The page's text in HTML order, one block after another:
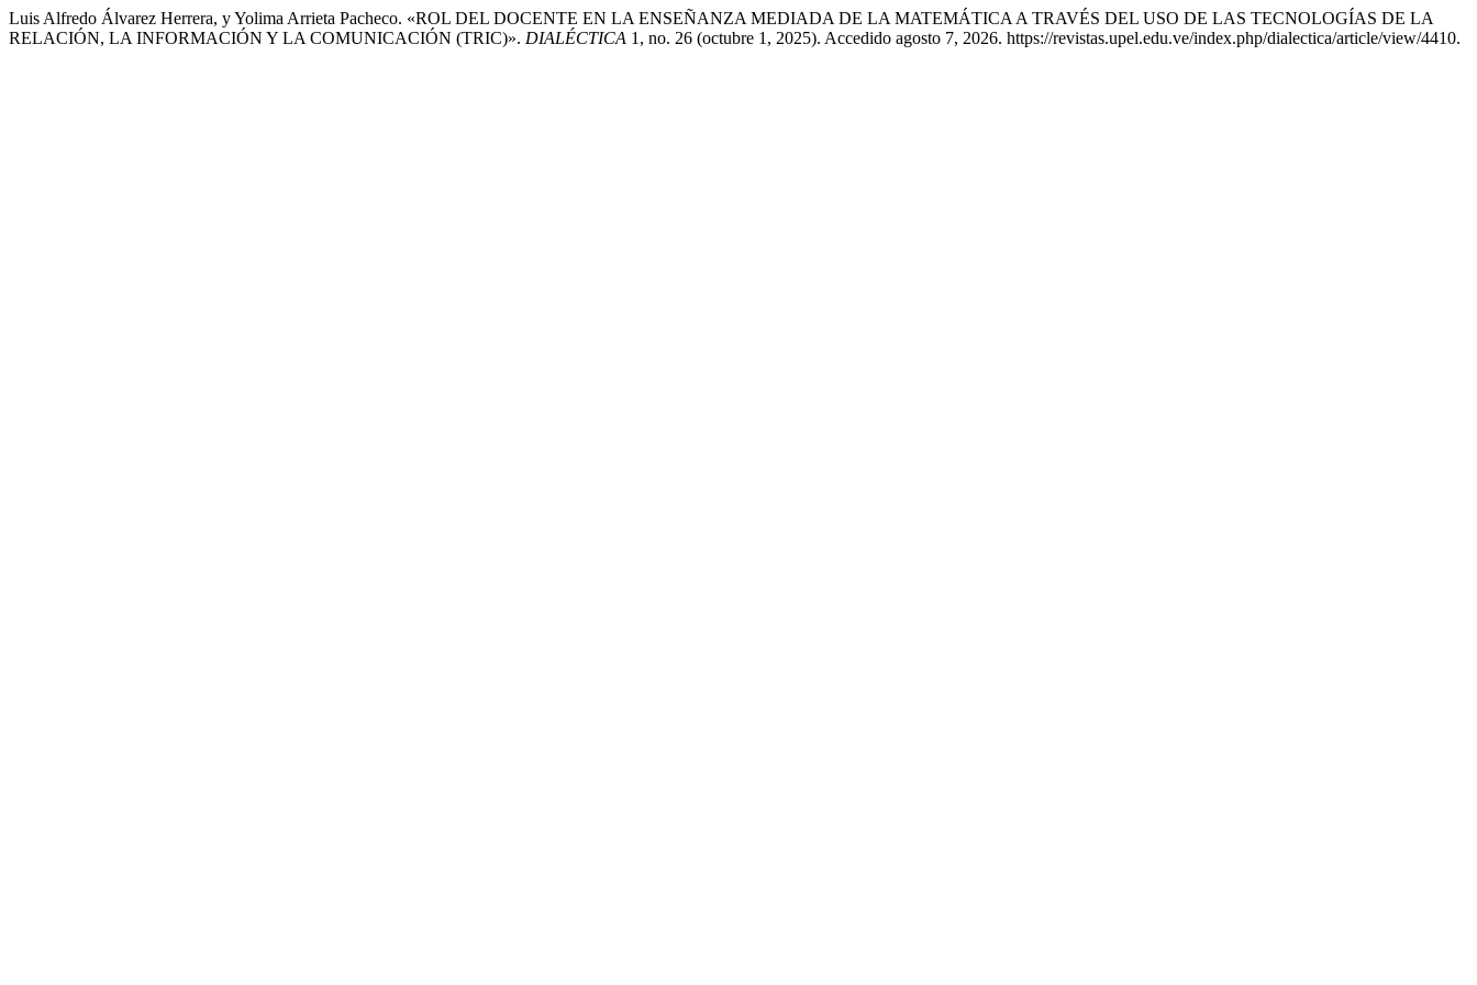
Luis Alfredo Álvarez Herrera, y Yolima Arrieta Pacheco. «ROL DEL DOCENTE EN LA ENSEÑANZA MEDIADA DE LA MATEMÁTICA A TRAVÉS DEL USO DE LAS TECNOLOGÍAS DE LA
RELACIÓN, LA INFORMACIÓN Y LA COMUNICACIÓN (TRIC)». DIALÉCTICA 1, no. 26 (octubre 1, 2025). Accedido agosto 7, 2026. https://revistas.upel.edu.ve/index.php/dialectica/article/view/4410.